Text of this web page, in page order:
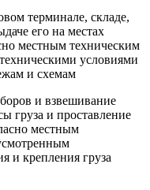
терминале, складе,
его на местах
местным техническим
условиями
и схемам
и взвешивание
груза и проставление
местным
и крепления груза